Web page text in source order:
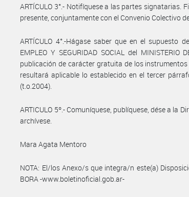
ARTÍCULO 3°.- Notifíquese a las partes signatarias.
presente, conjuntamente con el Convenio Colectivo
ARTÍCULO 4°.-Hágase saber que en el supuesto
EMPLEO Y SEGURIDAD SOCIAL del MINISTERIO
publicación de carácter gratuita de los
resultará aplicable lo establecido en el tercer
(t.o.2004).
ARTICULO 5º.- Comuníquese, publíquese, dése a la
archívese.
Mara Agata Mentoro
NOTA: El/los Anexo/s que integra/n este(a)
BORA -www.boletinoficial.gob.ar-